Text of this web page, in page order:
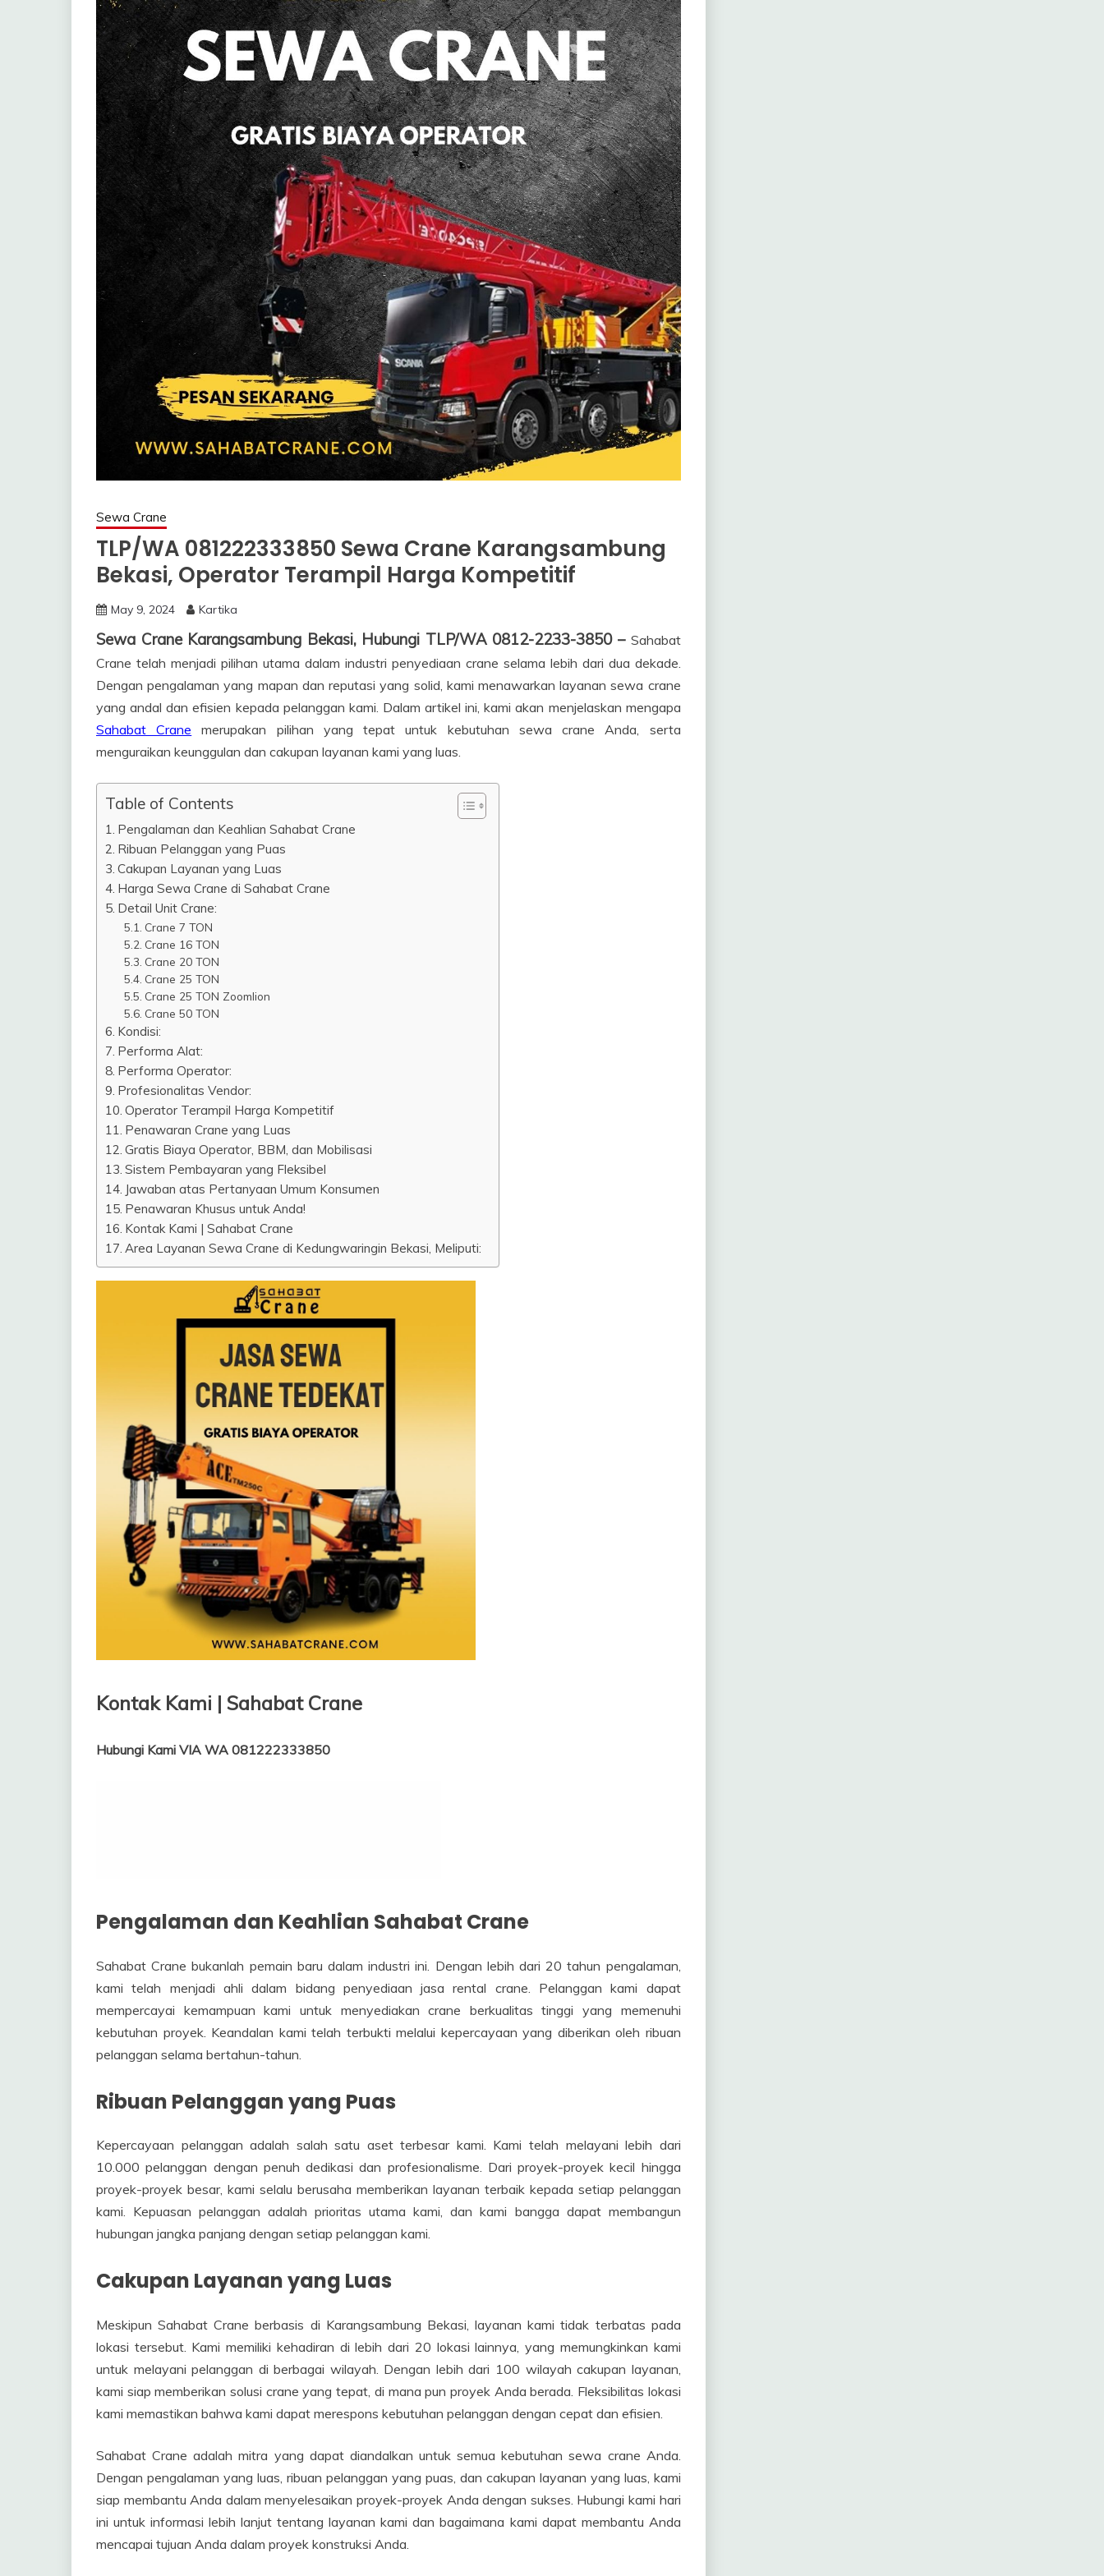
Sewa Crane
TLP/WA 081222333850 Sewa Crane Karangsambung
Bekasi, Operator Terampil Harga Kompetitif
May 9, 2024 Kartika
Sewa Crane Karangsambung Bekasi, Hubungi TLP/WA 0812-2233-3850 – Sahabat
Crane telah menjadi pilihan utama dalam industri penyediaan crane selama lebih dari dua dekade.
Dengan pengalaman yang mapan dan reputasi yang solid, kami menawarkan layanan sewa crane
yang andal dan efisien kepada pelanggan kami. Dalam artikel ini, kami akan menjelaskan mengapa
Sahabat Crane merupakan pilihan yang tepat untuk kebutuhan sewa crane Anda, serta
menguraikan keunggulan dan cakupan layanan kami yang luas.
Table of Contents
Pengalaman dan Keahlian Sahabat Crane
Ribuan Pelanggan yang Puas
Cakupan Layanan yang Luas
Harga Sewa Crane di Sahabat Crane
Detail Unit Crane:
Crane 7 TON
Crane 16 TON
Crane 20 TON
Crane 25 TON
Crane 25 TON Zoomlion
Crane 50 TON
Kondisi:
Performa Alat:
Performa Operator:
Profesionalitas Vendor:
Operator Terampil Harga Kompetitif
Penawaran Crane yang Luas
Gratis Biaya Operator, BBM, dan Mobilisasi
Sistem Pembayaran yang Fleksibel
Jawaban atas Pertanyaan Umum Konsumen
Penawaran Khusus untuk Anda!
Kontak Kami | Sahabat Crane
Area Layanan Sewa Crane di Kedungwaringin Bekasi, Meliputi:
Kontak Kami | Sahabat Crane
Hubungi Kami VIA WA 081222333850
Pengalaman dan Keahlian Sahabat Crane
Sahabat Crane bukanlah pemain baru dalam industri ini. Dengan lebih dari 20 tahun pengalaman,
kami telah menjadi ahli dalam bidang penyediaan jasa rental crane. Pelanggan kami dapat
mempercayai kemampuan kami untuk menyediakan crane berkualitas tinggi yang memenuhi
kebutuhan proyek. Keandalan kami telah terbukti melalui kepercayaan yang diberikan oleh ribuan
pelanggan selama bertahun-tahun.
Ribuan Pelanggan yang Puas
Kepercayaan pelanggan adalah salah satu aset terbesar kami. Kami telah melayani lebih dari
10.000 pelanggan dengan penuh dedikasi dan profesionalisme. Dari proyek-proyek kecil hingga
proyek-proyek besar, kami selalu berusaha memberikan layanan terbaik kepada setiap pelanggan
kami. Kepuasan pelanggan adalah prioritas utama kami, dan kami bangga dapat membangun
hubungan jangka panjang dengan setiap pelanggan kami.
Cakupan Layanan yang Luas
Meskipun Sahabat Crane berbasis di Karangsambung Bekasi, layanan kami tidak terbatas pada
lokasi tersebut. Kami memiliki kehadiran di lebih dari 20 lokasi lainnya, yang memungkinkan kami
untuk melayani pelanggan di berbagai wilayah. Dengan lebih dari 100 wilayah cakupan layanan,
kami siap memberikan solusi crane yang tepat, di mana pun proyek Anda berada. Fleksibilitas lokasi
kami memastikan bahwa kami dapat merespons kebutuhan pelanggan dengan cepat dan efisien.
Sahabat Crane adalah mitra yang dapat diandalkan untuk semua kebutuhan sewa crane Anda.
Dengan pengalaman yang luas, ribuan pelanggan yang puas, dan cakupan layanan yang luas, kami
siap membantu Anda dalam menyelesaikan proyek-proyek Anda dengan sukses. Hubungi kami hari
ini untuk informasi lebih lanjut tentang layanan kami dan bagaimana kami dapat membantu Anda
mencapai tujuan Anda dalam proyek konstruksi Anda.